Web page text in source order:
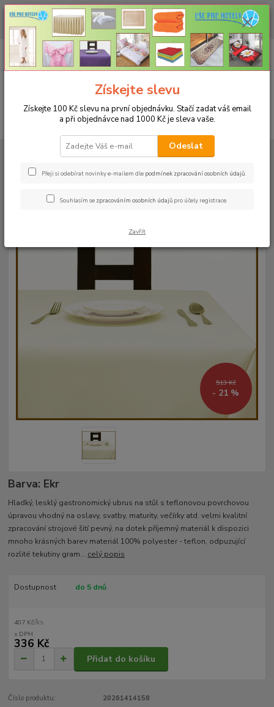
CHCETE NAKOUPIT VĚTŠÍ MNOŽSTVÍ NAŠICH PRODUKTŮ ZA LEPŠÍ
CENU? Klikněte ZDE
CZK
+420 773 794 023
Pondělí-pátek 9-16 hodin
0ks
za0 Kč
UBRUSY
Luxusní ubrusy Atlas-Rodos s vodoodpudivou úpravou
Ubrus ATLAS kulatý 140cm ekr
513 Kč
- 21 %
Barva: Ekr
Hladký, lesklý gastronomický ubrus na stůl s teflonovou povrchovou
úpravou vhodný na oslavy, svatby, maturity, večírky atd. velmi kvalitní
zpracování strojové šití pevný, na dotek příjemný materiál k dispozici
mnoho krásných barev materiál 100% polyester - teflon, odpuzující
rozlité tekutiny gram... celý popis
Dostupnost do 5 dnů
407 Kč/ks
336 Kč
Přidat do košíku
Číslo produktu: 20261414158
Získejte slevu
Získejte 100 Kč slevu na první objednávku. Stačí zadat váš email
a při objednávce nad 1000 Kč je sleva vaše.
Odeslat
Přeji si odebírat novinky e-mailem dle podmínek zpracování osobních údajů.
Souhlasím se zpracováním osobních údajů pro účely registrace.
Zavřít